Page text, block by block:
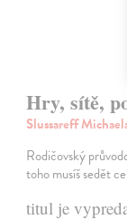
Hry, sítě,
Slussareff
Rodičovský
toho musíš sedět
titul je